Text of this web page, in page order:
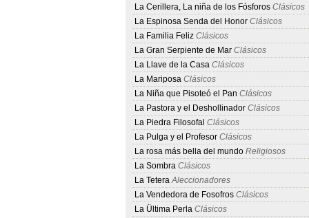
La Cerillera, La niña de los Fósforos Clásicos
La Espinosa Senda del Honor Clásicos
La Familia Feliz Clásicos
La Gran Serpiente de Mar Clásicos
La Llave de la Casa Clásicos
La Mariposa Clásicos
La Niña que Pisoteó el Pan Clásicos
La Pastora y el Deshollinador Clásicos
La Piedra Filosofal Clásicos
La Pulga y el Profesor Clásicos
La rosa más bella del mundo Religiosos
La Sombra Clásicos
La TeteraAleccionadores
La Vendedora de Fosofros Clásicos
La Ültima Perla Clásicos